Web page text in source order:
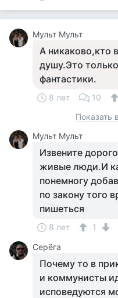
Мульт Мульт
А никаково,кто
душу.Это
фантастики.
8 лет 10
Показать
Мульт Мульт
Извените
живые люди.И
понемногу
по закону того
пишеться
8 лет
1
Серёга
Почему то в
и коммунисты
исповедуются